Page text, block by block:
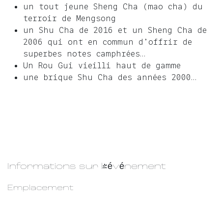
un tout jeune Sheng Cha (mao cha) du
terroir de Mengsong
un Shu Cha de 2016 et un Sheng Cha de
2006 qui ont en commun d’offrir de
superbes notes camphrées…
Un Rou Gui vieilli haut de gamme
une brique Shu Cha des années 2000…
Informations sur l'événement
Emplacement